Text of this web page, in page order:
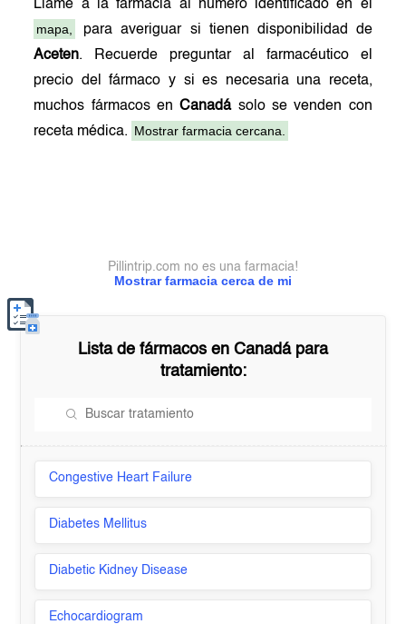
Llame a la farmacia al número identificado en el
mapa,
para averiguar si tienen disponibilidad de
Aceten. Recuerde preguntar al farmacéutico el
precio del fármaco y si es necesaria una receta,
muchos fármacos enCanadásolo se venden con
receta médica. Mostrar farmacia cercana.
Mostrar farmacia cerca de mi
Pillintrip.com no es una farmacia!
Lista de fármacos en Canadápara
tratamiento:
Congestive Heart Failure
Diabetes Mellitus
Diabetic Kidney Disease
Echocardiogram